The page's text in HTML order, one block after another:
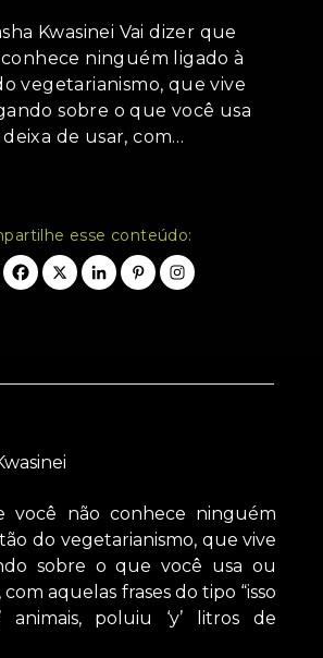
Kwasinei Vai dizer que
ninguém ligado à
vegetarianismo, que vive
sobre o que você usa
de usar, com…
esse conteúdo:
você não conhece ninguém
do vegetarianismo, que vive
sobre o que você usa ou
aquelas frases do tipo “isso
animais, poluiu ‘y’ litros de